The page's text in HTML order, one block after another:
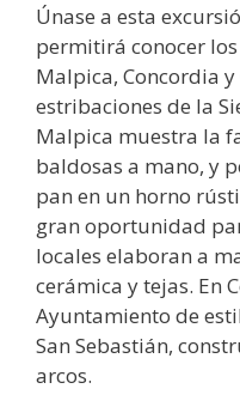
Únase a esta
permitirá conocer
Malpica, Concordia
estribaciones de la
Malpica muestra la
baldosas a mano, y
pan en un horno
gran oportunidad
locales elaboran a
cerámica y tejas. En
Ayuntamiento de
San Sebastián,
arcos.